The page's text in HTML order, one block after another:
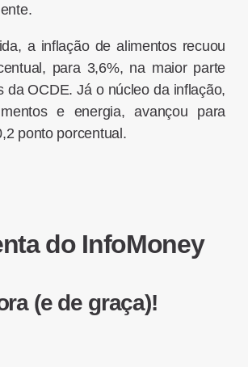
a inflação de alimentos recuou
para 3,6%, na maior parte
da OCDE. Já o núcleo da inflação,
e energia, avançou para
ponto porcentual.
do InfoMoney
(e de graça)!